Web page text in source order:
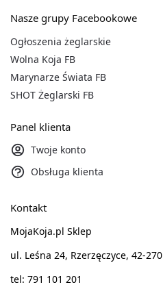
Nasze grupy Facebookowe
Ogłoszenia żeglarskie
Wolna Koja FB
Marynarze Świata FB
SHOT Żeglarski FB
Panel klienta
Twoje konto
Obsługa klienta
Kontakt
MojaKoja.pl Sklep
ul. Leśna 24, Rzerzęczyce, 42-270
tel: 791 101 201